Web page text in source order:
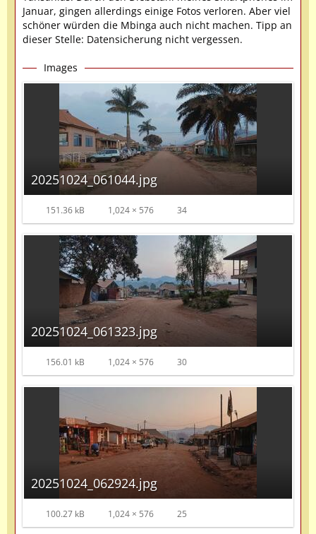
Januar, gingen allerdings einige Fotos verloren. Aber viel
schöner würden die Mbinga auch nicht machen. Tipp an
dieser Stelle: Datensicherung nicht vergessen.
Images
20251024_061044.jpg
151.36 kB 1,024 × 576 34
20251024_061323.jpg
156.01 kB 1,024 × 576 30
20251024_062924.jpg
100.27 kB 1,024 × 576 25